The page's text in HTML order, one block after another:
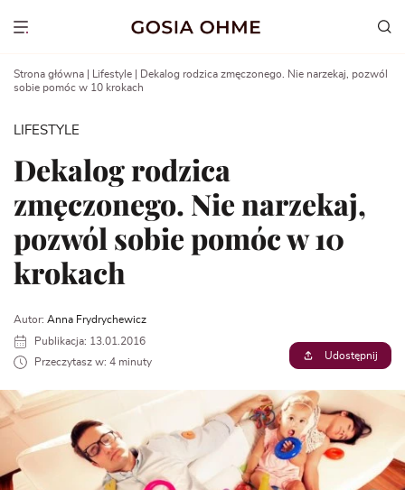
Show menu
Strona główna Lifestyle
Dekalog rodzica zmęczonego. Nie narzekaj, pozwól
sobie pomóc w 10 krokach
LIFESTYLE
Dekalog rodzica
zmęczonego. Nie narzekaj,
pozwól sobie pomóc w 10
krokach
Autor: Anna Frydrychewicz
Publikacja: 13.01.2016
Przeczytasz w: 4 minuty
Udostępnij